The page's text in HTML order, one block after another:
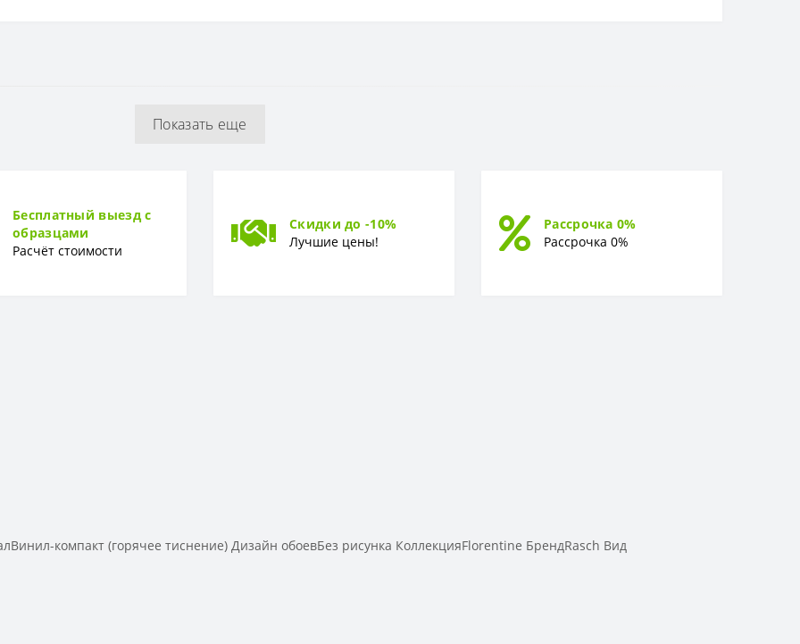
0,53 x 10,05 м
Показать еще
Бесплатный выезд с
образцами
Расчёт стоимости
Скидки до -10%
Лучшие цены!
Рассрочка 0%
Рассрочка 0%
компакт (горячее тиснение) Дизайн обоевБез рисунка КоллекцияFlorentine БрендRasch Вид